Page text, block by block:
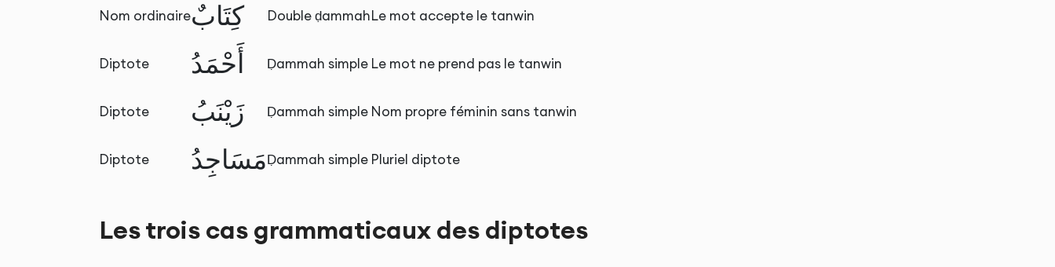
Nom ordinaireكِتَابٌ Double ḍammahLe mot accepte le tanwin
Diptote أَحْمَدُ Ḍammah simple Le mot ne prend pas le tanwin
Diptote زَيْنَبُ Ḍammah simple Nom propre féminin sans tanwin
Diptote مَسَاجِدُḌammah simple Pluriel diptote
Les trois cas grammaticaux des diptotes